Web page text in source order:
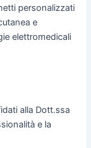
personalizzati
e
elettromedicali
alla Dott.ssa
e la